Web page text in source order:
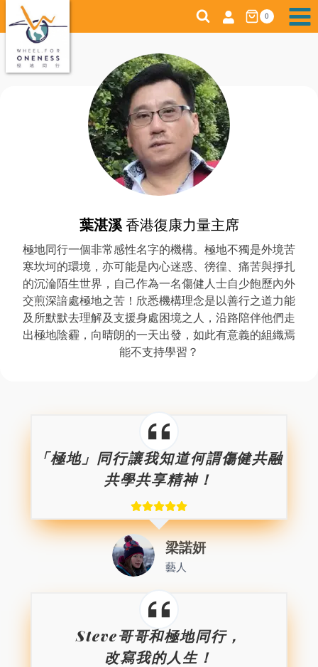
to
content
0
葉湛溪香港復康力量主席
極地同行一個非常感性名字的機構。極地不獨是外境苦
寒坎坷的環境，亦可能是內心迷惑、徬徨、痛苦與掙扎
的沉淪陌生世界，自己作為一名傷健人士自少飽歷內外
交煎深諳處極地之苦！欣悉機構理念是以善行之道力能
及所默默去理解及支援身處困境之人，沿路陪伴他們走
出極地陰霾，向晴朗的一天出發，如此有意義的組織焉
能不支持學習？
「極地」同行讓我知道何謂傷健共融
共學共享精神！
梁諾妍
藝人
Steve哥哥和極地同行，
改寫我的人生！